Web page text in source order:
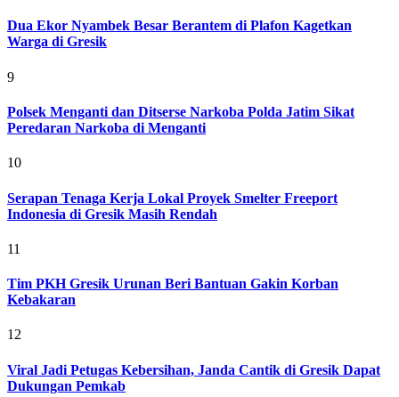
Dua Ekor Nyambek Besar Berantem di Plafon Kagetkan
Warga di Gresik
9
Polsek Menganti dan Ditserse Narkoba Polda Jatim Sikat
Peredaran Narkoba di Menganti
10
Serapan Tenaga Kerja Lokal Proyek Smelter Freeport
Indonesia di Gresik Masih Rendah
11
Tim PKH Gresik Urunan Beri Bantuan Gakin Korban
Kebakaran
12
Viral Jadi Petugas Kebersihan, Janda Cantik di Gresik Dapat
Dukungan Pemkab